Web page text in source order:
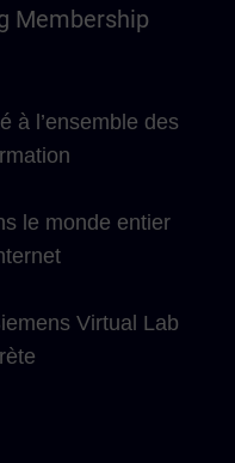
Membership
à l’ensemble des
le monde entier
Virtual Lab